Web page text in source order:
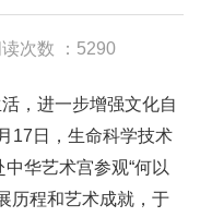
读次数 ：5290
，进一步增强文化自
17日，生命科学技术
华艺术宫参观“何以
历程和艺术成就，于